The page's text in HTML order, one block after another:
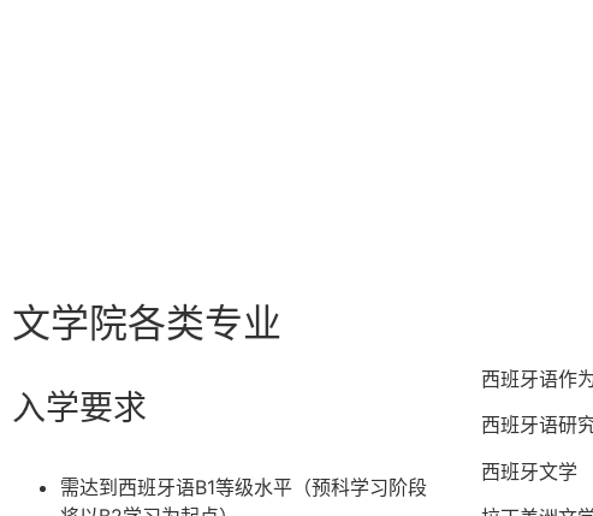
文学院各类专业
入学要求
需达到西班牙语B1等级水平（预科学习阶段
西班牙语作
西班牙语研
西班牙文学